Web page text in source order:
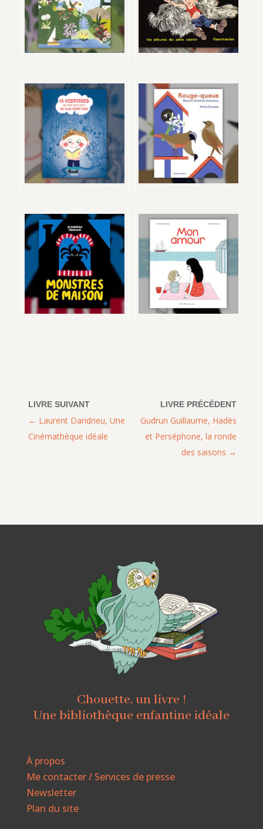
Gudrun Guillaume, Hadès
et Perséphone, la ronde
des saisons
Laurent Dandrieu, Une
Cinémathèque idéale
Chouette, un livre !
Une bibliothèque enfantine idéale
À propos
Me contacter / Services de presse
Newsletter
Plan du site